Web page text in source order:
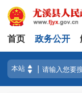
首页 政务公开